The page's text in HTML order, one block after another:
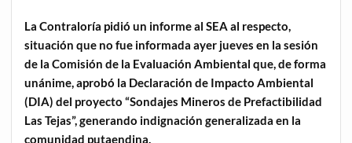
La Contraloría pidió un informe al SEA al respecto,
situación que no fue informada ayer jueves en la sesión
de la Comisión de la Evaluación Ambiental que, de forma
unánime, aprobó la Declaración de Impacto Ambiental
(DIA) del proyecto “Sondajes Mineros de Prefactibilidad
Las Tejas”, generando indignación generalizada en la
comunidad putaendina.